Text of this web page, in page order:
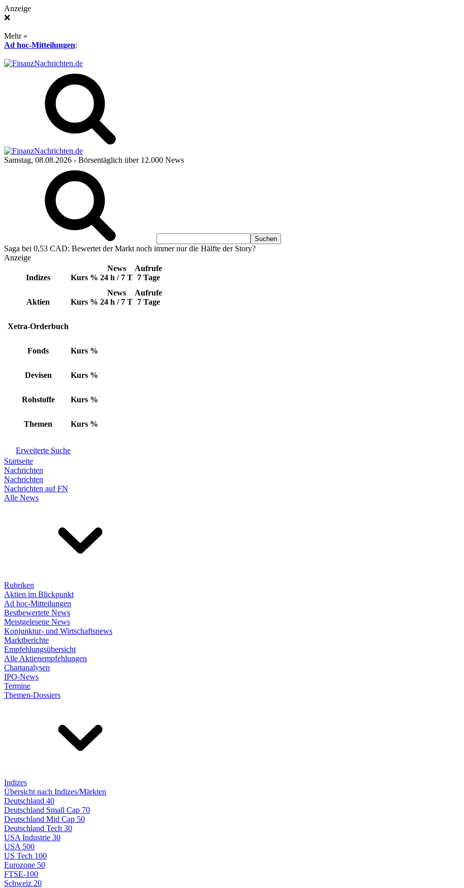
Anzeige
❌
Mehr »
Ad hoc-Mitteilungen:
Samstag, 08.08.2026 - Börsentäglich über 12.000 News
Saga bei 0,53 CAD: Bewertet der Markt noch immer nur die Hälfte der Story?
Anzeige
Indizes Kurs %
News
24 h / 7 T
Aufrufe
7 Tage
Aktien Kurs %
News
24 h / 7 T
Aufrufe
7 Tage
Xetra-Orderbuch
Fonds Kurs %
Devisen Kurs %
Rohstoffe Kurs %
Themen Kurs %
Erweiterte Suche
Startseite
Nachrichten
Nachrichten
Nachrichten auf FN
Alle News
Rubriken
Aktien im Blickpunkt
Ad hoc-Mitteilungen
Bestbewertete News
Meistgelesene News
Konjunktur- und Wirtschaftsnews
Marktberichte
Empfehlungsübersicht
Alle Aktienempfehlungen
Chartanalysen
IPO-News
Termine
Themen-Dossiers
Indizes
Übersicht nach Indizes/Märkten
Deutschland 40
Deutschland Small Cap 70
Deutschland Mid Cap 50
Deutschland Tech 30
USA Industrie 30
USA 500
US Tech 100
Eurozone 50
FTSE-100
Schweiz 20